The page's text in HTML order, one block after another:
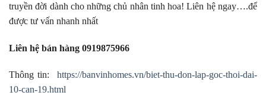
truyền đời dành cho những chủ nhân tinh hoa! Liên hệ ngay….để
được tư vấn nhanh nhất
Liên hệ bán hàng 0919875966
Thông tin: https://banvinhomes.vn/biet-thu-don-lap-goc-thoi-dai-
10-can-19.html